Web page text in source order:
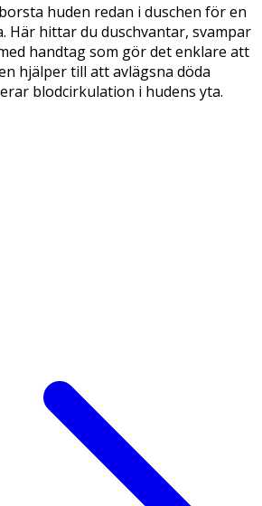
huden redan i duschen för en
Här hittar du duschvantar, svampar
handtag som gör det enklare att
hjälper till att avlägsna döda
blodcirkulation i hudens yta.